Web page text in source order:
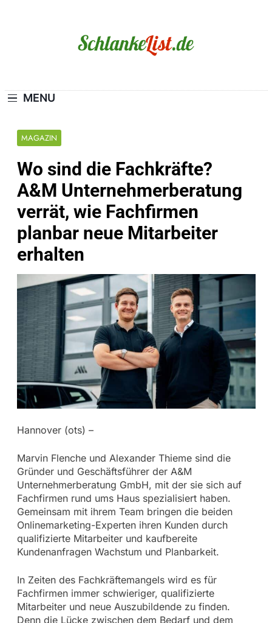
MENU
MAGAZIN
Wo sind die Fachkräfte?
A&M Unternehmerberatung
verrät, wie Fachfirmen
planbar neue Mitarbeiter
erhalten
Hannover (ots) –
Marvin Flenche und Alexander Thieme sind die
Gründer und Geschäftsführer der A&M
Unternehmerberatung GmbH, mit der sie sich auf
Fachfirmen rund ums Haus spezialisiert haben.
Gemeinsam mit ihrem Team bringen die beiden
Onlinemarketing-Experten ihren Kunden durch
qualifizierte Mitarbeiter und kaufbereite
Kundenanfragen Wachstum und Planbarkeit.
In Zeiten des Fachkräftemangels wird es für
Fachfirmen immer schwieriger, qualifizierte
Mitarbeiter und neue Auszubildende zu finden.
Denn die Lücke zwischen dem Bedarf und dem